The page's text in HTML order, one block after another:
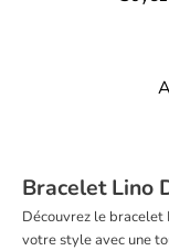
Bracelet Lino
Découvrez le bracelet
votre style avec une